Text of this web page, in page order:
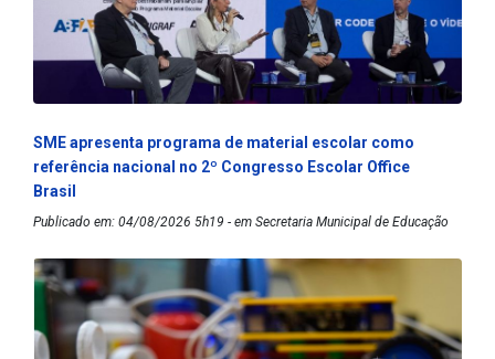
SME apresenta programa de material escolar como
referência nacional no 2º Congresso Escolar Office
Brasil
Publicado em: 04/08/2026 5h19 - em Secretaria Municipal de Educação